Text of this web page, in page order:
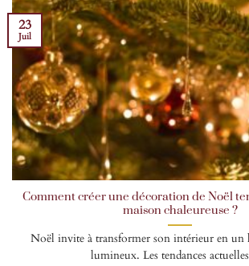
Comment créer une décoration de Noël
maison chaleureuse ?
Noël invite à transformer son intérieur en un
lumineux. Les tendances
23
Juil